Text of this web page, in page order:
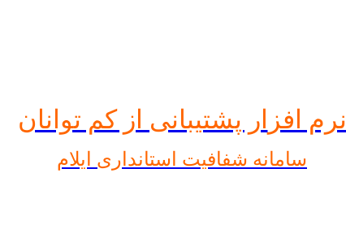
نرم افز ار پشتیبانی از کم توانان
سامانه شفافیت استانداری ایلام